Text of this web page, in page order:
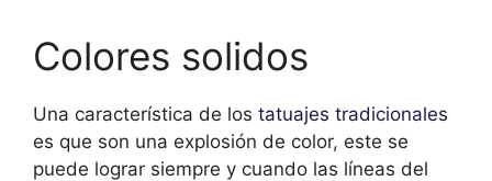
Colores solidos
Una característica de los tatuajes tradicionales
es que son una explosión de color, este se
puede lograr siempre y cuando las líneas del